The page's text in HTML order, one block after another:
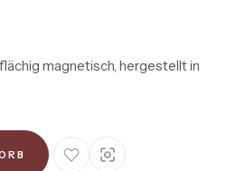
magnetisch, hergestellt in